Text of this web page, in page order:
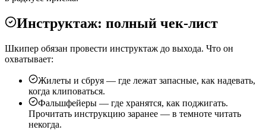
Инструктаж: полный чек-лист
Шкипер обязан провести инструктаж до выхода. Что он
охватывает:
Жилеты и сбруя — где лежат запасные, как надевать,
когда клиповаться.
Фальшфейеры — где хранятся, как поджигать.
Прочитать инструкцию заранее — в темноте читать
некогда.